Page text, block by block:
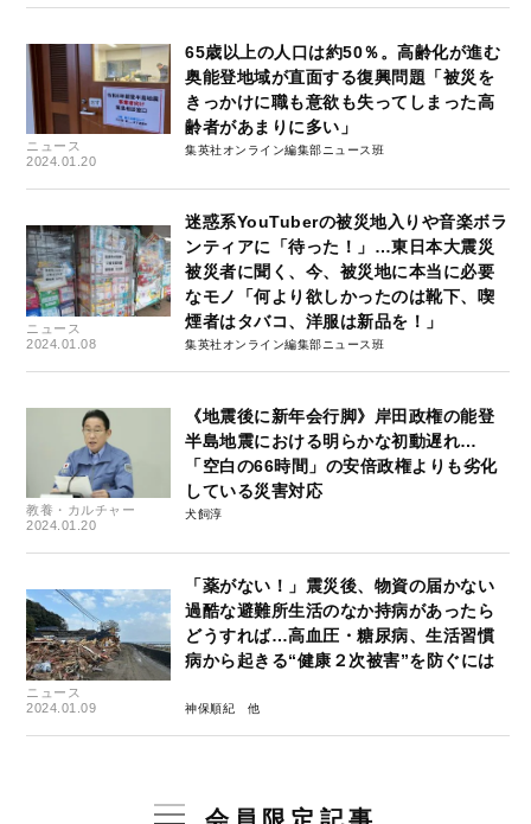
ニュース
2024.01.20
65歳以上の人口は約50％。高齢化が進む
奥能登地域が直面する復興問題「被災を
きっかけに職も意欲も失ってしまった高
齢者があまりに多い」
集英社オンライン編集部ニュース班
ニュース
2024.01.08
迷惑系YouTuberの被災地入りや音楽ボラ
ンティアに「待った！」…東日本大震災
被災者に聞く、今、被災地に本当に必要
なモノ「何より欲しかったのは靴下、喫
煙者はタバコ、洋服は新品を！」
集英社オンライン編集部ニュース班
教養・カルチャー
2024.01.20
《地震後に新年会行脚》岸田政権の能登
半島地震における明らかな初動遅れ…
「空白の66時間」の安倍政権よりも劣化
している災害対応
犬飼淳
ニュース
2024.01.09
「薬がない！」震災後、物資の届かない
過酷な避難所生活のなか持病があったら
どうすれば…高血圧・糖尿病、生活習慣
病から起きる“健康２次被害”を防ぐには
神保順紀